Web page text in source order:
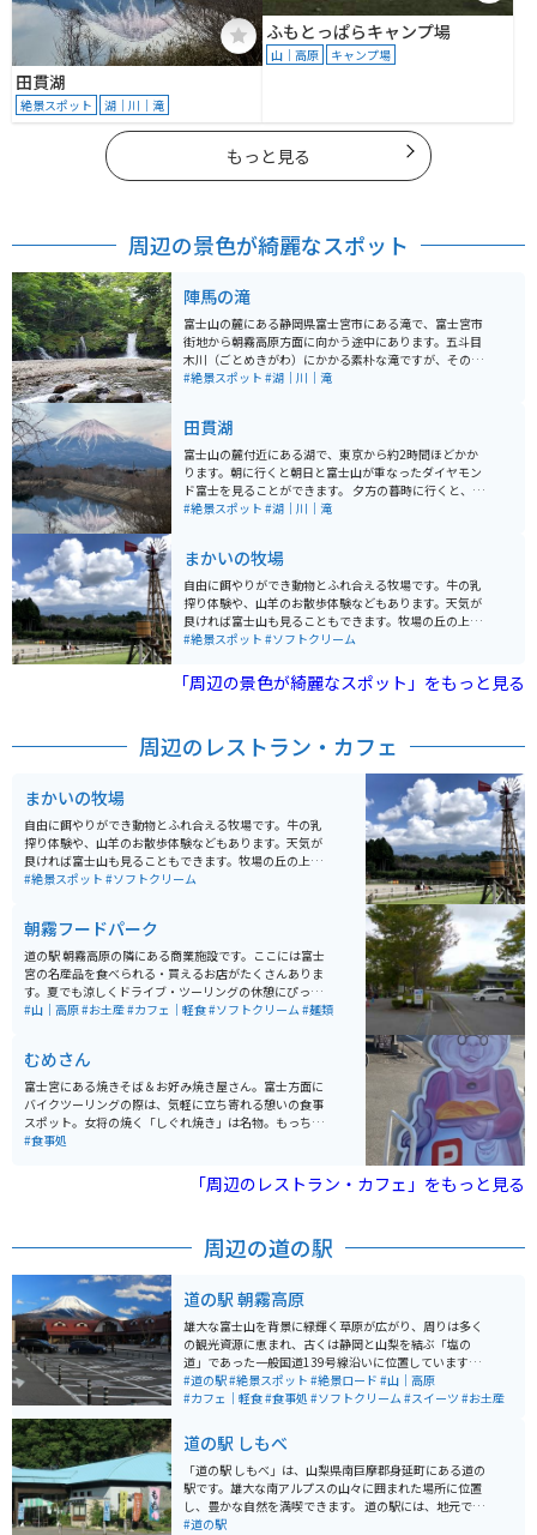
田貫湖
絶景スポット 湖｜川｜滝
ふもとっぱらキャンプ場
山｜高原 キャンプ場
もっと見る
周辺の景色が綺麗なスポット
陣馬の滝
富士山の麓にある静岡県富士宮市にある滝で、富士宮市
街地から朝霧高原方面に向かう途中にあります。五斗目
木川（ごとめきがわ）にかかる素朴な滝ですが、その流
れは川の水と富士山の伏流水があちこちの岩の隙間から
す。滝の名前の由来は、源頼朝が富士の巻狩りで近くに
陣を張ったことから呼ばれています。静かな集落の中に
あり、素朴な雰囲気が魅力で、隠れた名所となっていま
す。
#絶景スポット #湖｜川｜滝
田貫湖
富士山の麓付近にある湖で、東京から約2時間ほどかか
ります。朝に行くと朝日と富士山が重なったダイヤモン
ド富士を見ることができます。 夕方の暮時に行くと、人
も少なくリラックスできます。富士山をバックにバイク
#絶景スポット #湖｜川｜滝
まかいの牧場
自由に餌やりができ動物とふれ合える牧場です。牛の乳
搾り体験や、山羊のお散歩体験などもあります。天気が
良ければ富士山も見ることもできます。牧場の丘の上に
は大きなブランコもあり、写真スポットとして人気で
#絶景スポット #ソフトクリーム
「周辺の景色が綺麗なスポット」をもっと見る
周辺のレストラン・カフェ
まかいの牧場
自由に餌やりができ動物とふれ合える牧場です。牛の乳
搾り体験や、山羊のお散歩体験などもあります。天気が
良ければ富士山も見ることもできます。牧場の丘の上に
は大きなブランコもあり、写真スポットとして人気で
#絶景スポット #ソフトクリーム
朝霧フードパーク
道の駅 朝霧高原の隣にある商業施設です。ここには富士
宮の名産品を食べられる・買えるお店がたくさんありま
す。夏でも涼しくドライブ・ツーリングの休憩にぴった
りです。富士山がばっちり見られる日も多く、休憩場所
#山｜高原#お土産#カフェ｜軽食#ソフトクリーム#麺類
むめさん
富士宮にある焼きそば＆お好み焼き屋さん。富士方面に
バイクツーリングの際は、気軽に立ち寄れる憩いの食事
スポット。女将の焼く「しぐれ焼き」は名物。もっちり
曽我麺の富士宮焼きそばも美味しい！テイクアウトの
#食事処
「周辺のレストラン・カフェ」をもっと見る
周辺の道の駅
道の駅 朝霧高原
雄大な富士山を背景に緑輝く草原が広がり、周りは多く
の観光資源に恵まれ、古くは静岡と山梨を結ぶ「塩の
道」であった一般国道139号線沿いに位置しています。
牛舎風デザインと牧歌的イメージで整備され、地元の特
産品などもあり、自然とのふれあいや思わぬ発見が期待
#道の駅#絶景スポット #絶景ロード #山｜高原
#カフェ｜軽食#食事処 #ソフトクリーム#スイーツ #お土産
道の駅 しもべ
「道の駅 しもべ」は、山梨県南巨摩郡身延町にある道の
駅です。雄大な南アルプスの山々に囲まれた場所に位置
し、豊かな自然を満喫できます。 道の駅には、地元で採
れた新鮮な野菜や果物が並ぶ直売所や、山梨名物のほう
#道の駅